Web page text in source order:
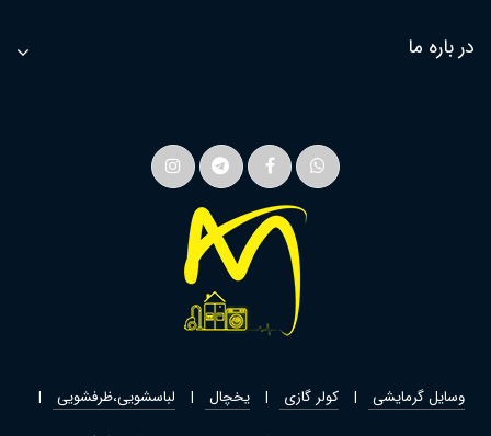
در باره ما
وسایل گرمایشی کولر گازی یخچال
لباسشویی،ظرفشویی